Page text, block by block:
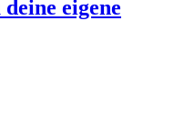
eigene